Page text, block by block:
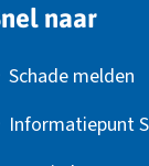
naar
Schade melden
Informatiepunt